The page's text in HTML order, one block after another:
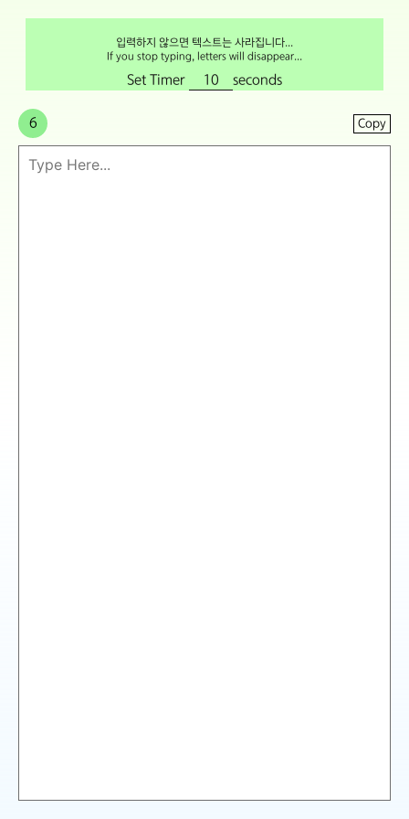
입력하지 않으면 텍스트는 사라집니다...
If you stop typing, letters will disappear...
Set Timer seconds
6 Copy